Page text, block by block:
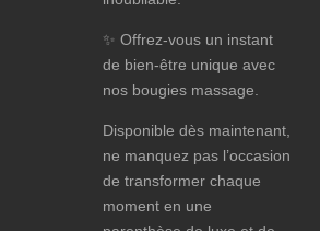
✨ Offrez-vous un instant
de bien-être unique avec
nos bougies massage
Disponible dès maintenant,
ne manquez pas l’occasion
de transformer chaque
moment en une